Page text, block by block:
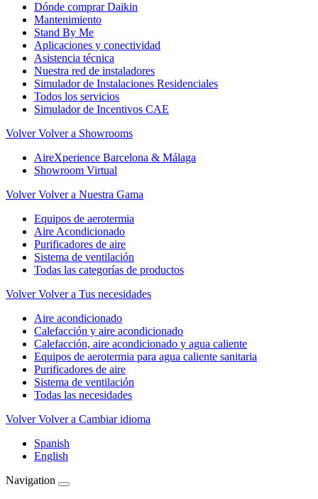
Dónde comprar Daikin
Mantenimiento
Stand By Me
Aplicaciones y conectividad
Asistencia técnica
Nuestra red de instaladores
Simulador de Instalaciones Residenciales
Todos los servicios
Simulador de Incentivos CAE
Volver Volver a Showrooms
AireXperience Barcelona & Málaga
Showroom Virtual
Volver Volver a Nuestra Gama
Equipos de aerotermia
Aire Acondicionado
Purificadores de aire
Sistema de ventilación
Todas las categorías de productos
Volver Volver a Tus necesidades
Aire acondicionado
Calefacción y aire acondicionado
Calefacción, aire acondicionado y agua caliente
Equipos de aerotermia para agua caliente sanitaria
Purificadores de aire
Sistema de ventilación
Todas las necesidades
Volver Volver a Cambiar idioma
Spanish
English
Navigation